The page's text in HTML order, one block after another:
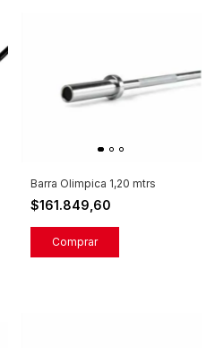
Barra Olimpica 1,20 mtrs
$161.849,60